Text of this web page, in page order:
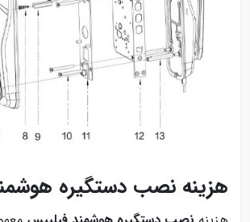
هزینه نصب دستگیره